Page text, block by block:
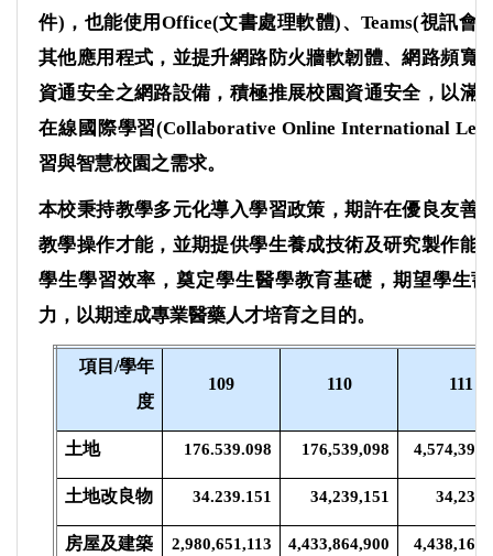
件) ，也能使用 Office(文書處理軟體)、 Teams(視訊會
其他應用程式，並提升網路防火牆軟韌體、網路頻寬
資通安全之網路設備，積極推展校園資通安全，以滿
在線國際學習(Collaborative Online International
習與智慧校園之需求。
本校秉持教學多元化導入學習政策，期許在優良友善
教學操作才能，並期提供學生養成技術及研究製作能
學生學習效率，奠定學生醫學教育基礎，期望學生
力，以期逹成專業醫藥人才培育之目的。
項目/學年
度
109 110 111
土地 176.539.098 176,539,098
土地改良物 34.239.151 34,239,151
房屋及建築 2,980,651,113 4,433,864,900